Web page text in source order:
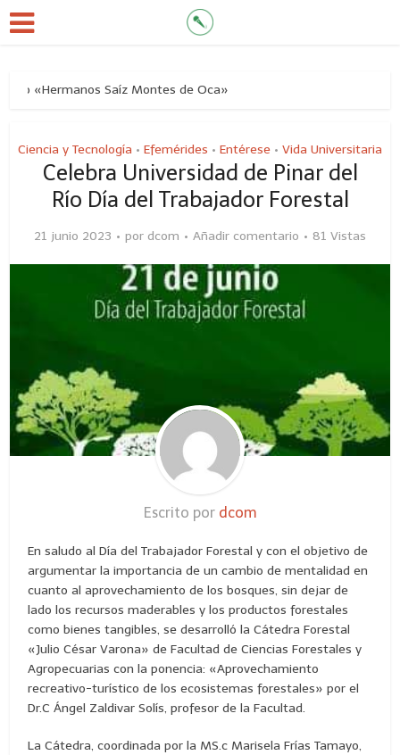
Saíz Montes de Oca»
Ciencia y Tecnología • Efemérides • Entérese • Vida Universitaria
Celebra Universidad de Pinar del
Río Día del Trabajador Forestal
21 junio 2023 por dcom Añadir comentario 81 Vistas
Escrito por dcom
En saludo al Día del Trabajador Forestal y con el objetivo de
argumentar la importancia de un cambio de mentalidad en
cuanto al aprovechamiento de los bosques, sin dejar de
lado los recursos maderables y los productos forestales
como bienes tangibles, se desarrolló la Cátedra Forestal
«Julio César Varona» de Facultad de Ciencias Forestales y
Agropecuarias con la ponencia: «Aprovechamiento
recreativo-turístico de los ecosistemas forestales» por el
Dr.C Ángel Zaldivar Solís, profesor de la Facultad.
La Cátedra, coordinada por la MS.c Marisela Frías Tamayo,